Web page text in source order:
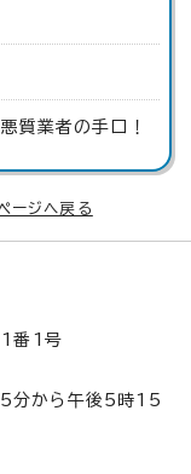
質業者の手口！
ージへ戻る
番1号
分から午後5時15